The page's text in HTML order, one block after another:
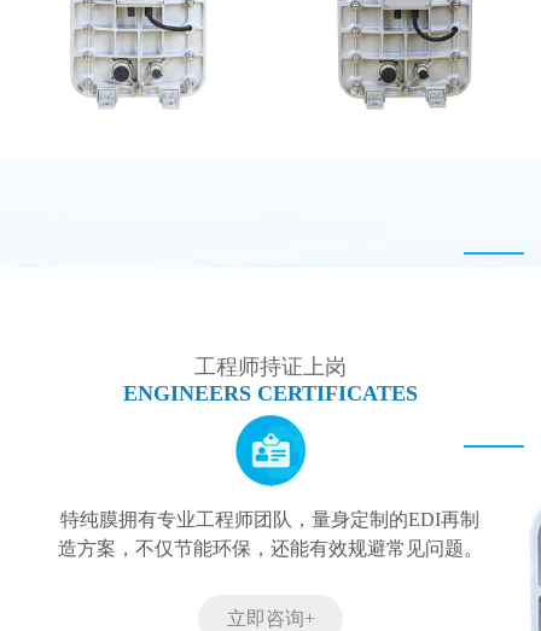
工程师持证上岗
ENGINEERS CERTIFICATES
特纯膜拥有专业工程师团队，量身定制的EDI再制
造方案，不仅节能环保，还能有效规避常见问题。
立即咨询+